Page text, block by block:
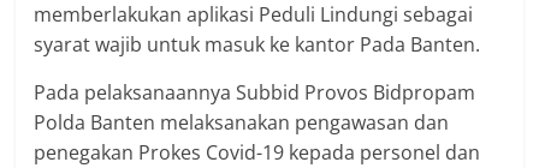
memberlakukan aplikasi Peduli Lindungi sebagai
syarat wajib untuk masuk ke kantor Pada Banten.
Pada pelaksanaannya Subbid Provos Bidpropam
Polda Banten melaksanakan pengawasan dan
penegakan Prokes Covid-19 kepada personel dan